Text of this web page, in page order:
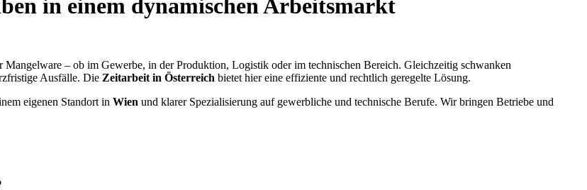
in einem dynamischen Arbeitsmarkt
– ob im Gewerbe, in der Produktion, Logistik oder im technischen Bereich. Gleichzeitig schwanken
Ausfälle. Die Zeitarbeit in Österreich bietet hier eine effiziente und rechtlich geregelte Lösung.
eigenen Standort in Wien und klarer Spezialisierung auf gewerbliche und technische Berufe. Wir bringen Betriebe und